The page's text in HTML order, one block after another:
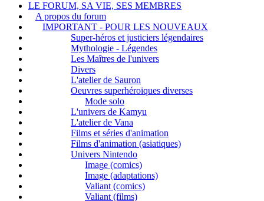
LE FORUM, SA VIE, SES MEMBRES
A propos du forum
IMPORTANT - POUR LES NOUVEAUX
Super-héros et justiciers légendaires
Mythologie - Légendes
Les Maîtres de l'univers
Divers
L'atelier de Sauron
Oeuvres superhéroiques diverses
Mode solo
L'univers de Kamyu
L'atelier de Vana
Films et séries d'animation
Films d'animation (asiatiques)
Univers Nintendo
Image (comics)
Image (adaptations)
Valiant (comics)
Valiant (films)